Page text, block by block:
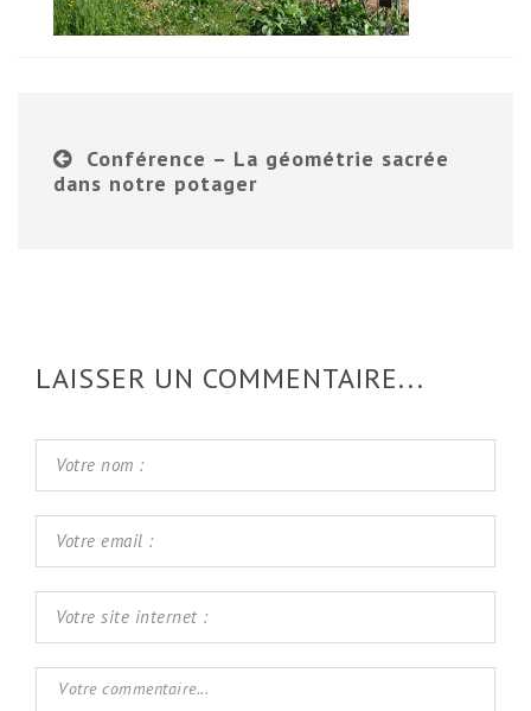
Conférence – La géométrie sacrée
dans notre potager
LAISSER UN COMMENTAIRE...